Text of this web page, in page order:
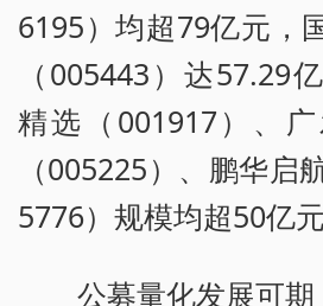
6195）均超79亿元，
（005443）达57.29
精选（001917）、
（005225）、鹏华启
5776）规模均超50亿元
公募量化发展可期